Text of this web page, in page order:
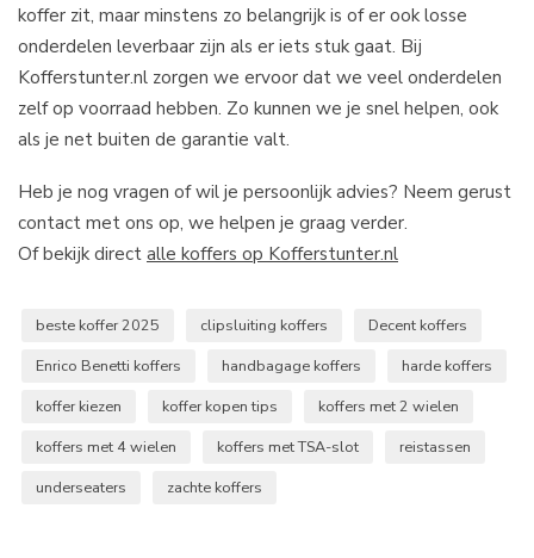
koffer zit, maar minstens zo belangrijk is of er ook losse
onderdelen leverbaar zijn als er iets stuk gaat. Bij
Kofferstunter.nl zorgen we ervoor dat we veel onderdelen
zelf op voorraad hebben. Zo kunnen we je snel helpen, ook
als je net buiten de garantie valt.
Heb je nog vragen of wil je persoonlijk advies? Neem gerust
contact met ons op, we helpen je graag verder.
Of bekijk directalle koffers op Kofferstunter.nl
beste koffer 2025 clipsluiting koffers
Decent koffers
Enrico Benetti koffers
handbagage koffers
harde koffers
koffer kiezen
koffer kopen tips
koffers met 2 wielen
koffers met 4 wielen
koffers met TSA-slot
reistassen
underseaters
zachte koffers